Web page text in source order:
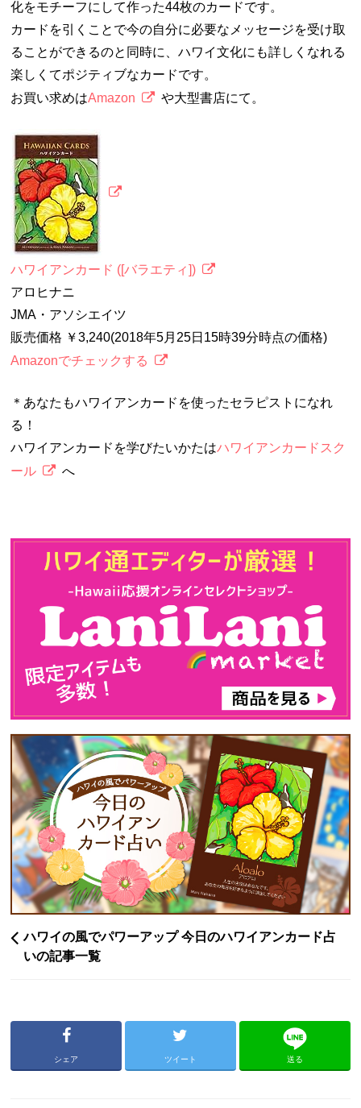
化をモチーフにして作った44枚のカードです。
カードを引くことで今の自分に必要なメッセージを受け取
ることができるのと同時に、ハワイ文化にも詳しくなれる
楽しくてポジティブなカードです。
お買い求めはAmazon や大型書店にて。
ハワイアンカード ([バラエティ])
アロヒナニ
JMA・アソシエイツ
販売価格 ￥3,240(2018年5月25日15時39分時点の価格)
Amazonでチェックする
＊あなたもハワイアンカードを使ったセラピストになれ
る！
ハワイアンカードを学びたいかたはハワイアンカードスク
ール
へ
ハワイの風でパワーアップ 今日のハワイアンカード占
いの記事一覧
シェア ツイート 送る